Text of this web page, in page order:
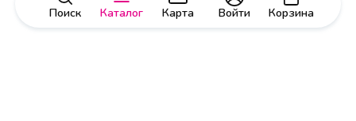
Поиск Каталог Карта Корзина
Войти